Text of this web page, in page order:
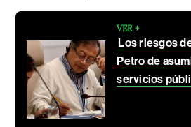
VER +
Los riesgos
Petro de
servicios